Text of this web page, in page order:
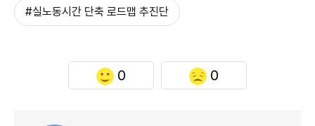
#실노동시간 단축 로드맵 추진단
0 0